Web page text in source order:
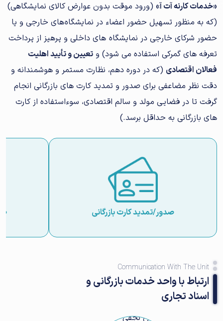
«خدمات کارنه آت آ» (ورود موقت بدون عوارض کالای نمایشگاهی)
(که به منظور تسهیل حضور اعضاء در نمایشگاه های خارجی و یا
حضور شرکای خارجی در نمایشگاه های داخلی و پرهیز از پرداخت
تعرفه های گمرکی استفاده می شود) و تعیین و تأیید اهلیت
فعالان اقتصادی (که در دوره دهم، نظارت مستمر و هوشمندانه و
دقت نظر مضاعفی برای صدور و تمدید کارت های بازرگانی انجام
گرفت تا در فضایی مولد و سالم اقتصادی، سوءاستفاده از کارت
های بازرگانی به حداقل برسد.)
صدور/تمدید کارت بازرگانی
Communication With The Unit
ارتباط با واحد خدمات بازرگانی و
اسناد تجاری